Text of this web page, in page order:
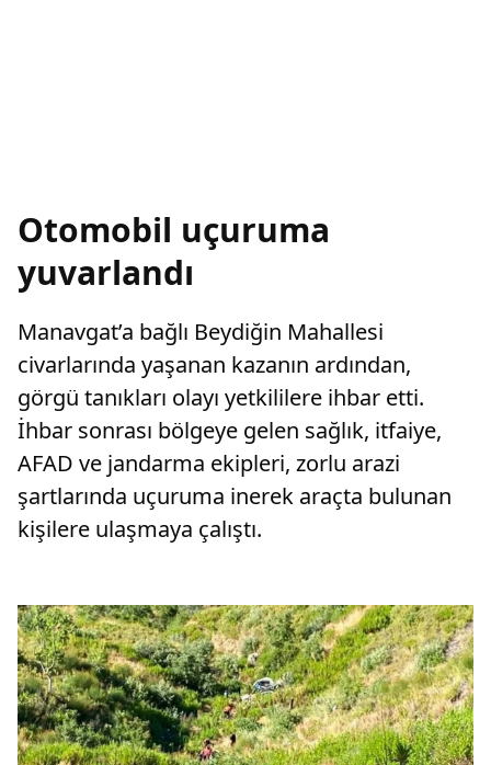
Otomobil uçuruma
yuvarlandı
Manavgat’a bağlı Beydiğin Mahallesi
civarlarında yaşanan kazanın ardından,
görgü tanıkları olayı yetkililere ihbar etti.
İhbar sonrası bölgeye gelen sağlık, itfaiye,
AFAD ve jandarma ekipleri, zorlu arazi
şartlarında uçuruma inerek araçta bulunan
kişilere ulaşmaya çalıştı.